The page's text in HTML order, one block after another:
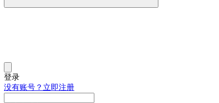
登录
没有账号？立即注册